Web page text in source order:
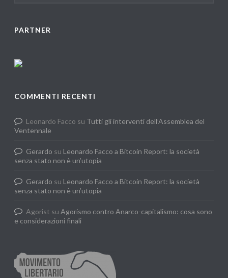
PARTNER
COMMENTI RECENTI
Leonardo Facco su Tutti gli interventi dell’Assemblea del
Ventennale
Gerardo su Leonardo Facco a Bitcoin Report: la società
senza stato non è un’utopia
Gerardo su Leonardo Facco a Bitcoin Report: la società
senza stato non è un’utopia
Agorist suAgorismo contro Anarco-capitalismo: cosa sono
e considerazioni finali